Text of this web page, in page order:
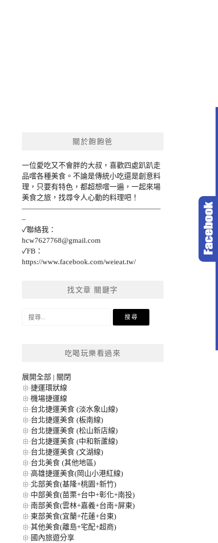
關於飽飽爸
一位愛吃又不會胖的大叔，喜歡四處趴趴走
品嚐各種美食。不論是傳統小吃還是創意料
理，只要有特色，都超想嚐一遍，一起來場
美食之旅，找尋令人心動的料理吧！
———————————————————
–
✓聯絡我：
hcw7627768@gmail.com
✓FB：
https://www.facebook.com/weieat.tw/
找文章 關鍵字
搜
吃喝玩樂看過來
展開全部 | 關閉
捷運環狀線
機場捷運線
台北捷運美食 (淡水象山線)
台北捷運美食 (板南線)
台北捷運美食 (松山新店線)
台北捷運美食 (中和新蘆線)
台北捷運美食 (文湖線)
台北美食 (其他地區)
高雄捷運美食(岡山小港紅線)
北部美食(基隆+桃園+新竹)
中部美食(苗栗+台中+彰化+南投)
南部美食(雲林+嘉義+台南+屏東)
東部美食(宜蘭+花蓮+台東)
其他美食(離島+宅配+超商)
國內旅遊分享